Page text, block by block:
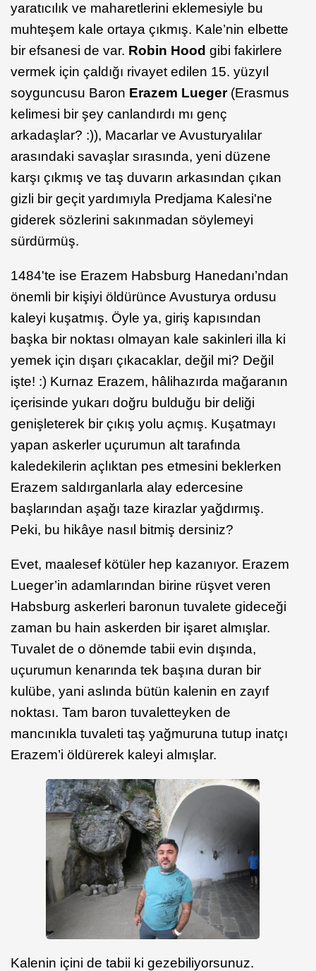
yaratıcılık ve maharetlerini eklemesiyle bu
muhteşem kale ortaya çıkmış. Kale’nin elbette
bir efsanesi de var. Robin Hood gibi fakirlere
vermek için çaldığı rivayet edilen 15. yüzyıl
soyguncusu Baron Erazem Lueger(Erasmus
kelimesi bir şey canlandırdı mı genç
arkadaşlar? :)), Macarlar ve Avusturyalılar
arasındaki savaşlar sırasında, yeni düzene
karşı çıkmış ve taş duvarın arkasından çıkan
gizli bir geçit yardımıyla Predjama Kalesi'ne
giderek sözlerini sakınmadan söylemeyi
sürdürmüş.
1484'te ise Erazem Habsburg Hanedanı’ndan
önemli bir kişiyi öldürünce Avusturya ordusu
kaleyi kuşatmış. Öyle ya, giriş kapısından
başka bir noktası olmayan kale sakinleri illa ki
yemek için dışarı çıkacaklar, değil mi? Değil
işte! :) Kurnaz Erazem, hâlihazırda mağaranın
içerisinde yukarı doğru bulduğu bir deliği
genişleterek bir çıkış yolu açmış. Kuşatmayı
yapan askerler uçurumun alt tarafında
kaledekilerin açlıktan pes etmesini beklerken
Erazem saldırganlarla alay edercesine
başlarından aşağı taze kirazlar yağdırmış.
Peki, bu hikâye nasıl bitmiş dersiniz?
Evet, maalesef kötüler hep kazanıyor. Erazem
Lueger’in adamlarından birine rüşvet veren
Habsburg askerleri baronun tuvalete gideceği
zaman bu hain askerden bir işaret almışlar.
Tuvalet de o dönemde tabii evin dışında,
uçurumun kenarında tek başına duran bir
kulübe, yani aslında bütün kalenin en zayıf
noktası. Tam baron tuvaletteyken de
mancınıkla tuvaleti taş yağmuruna tutup inatçı
Erazem’i öldürerek kaleyi almışlar.
Kalenin içini de tabii ki gezebiliyorsunuz.